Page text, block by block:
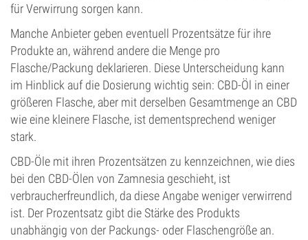
für Verwirrung sorgen kann.
Manche Anbieter geben eventuell Prozentsätze für ihre
Produkte an, während andere die Menge pro
Flasche/Packung deklarieren. Diese Unterscheidung kann
im Hinblick auf die Dosierung wichtig sein: CBD-Öl in einer
größeren Flasche, aber mit derselben Gesamtmenge an CBD
wie eine kleinere Flasche, ist dementsprechend weniger
stark.
CBD-Öle mit ihren Prozentsätzen zu kennzeichnen, wie dies
bei den CBD-Ölen von Zamnesia geschieht, ist
verbraucherfreundlich, da diese Angabe weniger verwirrend
ist. Der Prozentsatz gibt die Stärke des Produkts
unabhängig von der Packungs- oder Flaschengröße an.